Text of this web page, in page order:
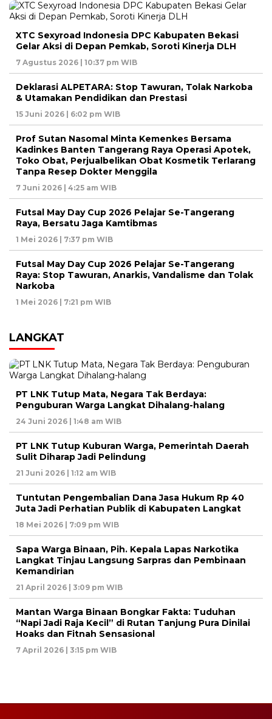
XTC Sexyroad Indonesia DPC Kabupaten Bekasi
Gelar Aksi di Depan Pemkab, Soroti Kinerja DLH
7 Agustus 2026 | 10:37 pm WIB
Deklarasi ALPETARA: Stop Tawuran, Tolak Narkoba
& Utamakan Pendidikan dan Prestasi
15 Juni 2026 | 6:02 pm WIB
Prof Sutan Nasomal Minta Kemenkes Bersama
Kadinkes Banten Tangerang Raya Operasi Apotek,
Toko Obat, Perjualbelikan Obat Kosmetik Terlarang
Tanpa Resep Dokter Menggila
7 Juni 2026 | 4:25 am WIB
Futsal May Day Cup 2026 Pelajar Se-Tangerang
Raya, Bersatu Jaga Kamtibmas
1 Mei 2026 | 7:37 pm WIB
Futsal May Day Cup 2026 Pelajar Se-Tangerang
Raya: Stop Tawuran, Anarkis, Vandalisme dan Tolak
Narkoba
1 Mei 2026 | 7:21 pm WIB
LANGKAT
PT LNK Tutup Mata, Negara Tak Berdaya:
Penguburan Warga Langkat Dihalang-halang
24 Juni 2026 | 1:48 am WIB
PT LNK Tutup Kuburan Warga, Pemerintah Daerah
Sulit Diharap Jadi Pelindung
21 Juni 2026 | 1:12 am WIB
Tuntutan Pengembalian Dana Jasa Hukum Rp 40
Juta Jadi Perhatian Publik di Kabupaten Langkat
18 Mei 2026 | 7:09 pm WIB
Sapa Warga Binaan, Pih. Kepala Lapas Narkotika
Langkat Tinjau Langsung Sarpras dan Pembinaan
Kemandirian
21 April 2026 | 3:09 pm WIB
Mantan Warga Binaan Bongkar Fakta: Tuduhan
“Napi Jadi Raja Kecil” di Rutan Tanjung Pura Dinilai
Hoaks dan Fitnah Sensasional
7 April 2026 | 3:15 pm WIB